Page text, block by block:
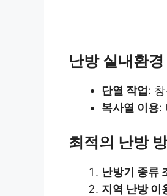
난방 실내환경
단열 작업:
복사열 이용:
최적의 난방
난방기 종류
지역 난방 이